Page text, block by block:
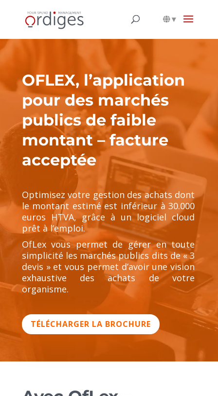
▾
OFLEX, l’application
pour des marchés
publics de faible
montant – facture
acceptée
Optimisez votre gestion des achats dont
le montant estimé est inférieur à 30.000
euros HTVA, grâce à un logiciel cloud
prêt à l’emploi.
OfLex vous permet de gérer en toute
simplicité les marchés publics dits de « 3
devis » et vous permet d’avoir une vision
exhaustive des achats de votre
organisme.
TÉLÉCHARGER LA BROCHURE